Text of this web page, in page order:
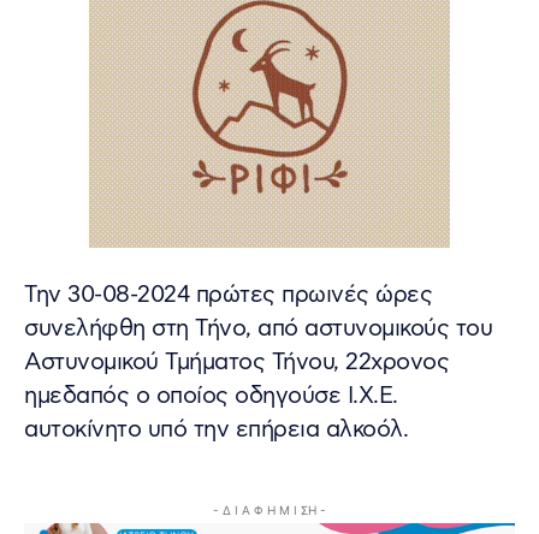
Την 30-08-2024 πρώτες πρωινές ώρες
συνελήφθη στη Τήνο, από αστυνομικούς του
Αστυνομικού Τμήματος Τήνου, 22χρονος
ημεδαπός ο οποίος οδηγούσε Ι.Χ.Ε.
αυτοκίνητο υπό την επήρεια αλκοόλ.
- Δ Ι Α Φ Η Μ Ι ΣΗ -